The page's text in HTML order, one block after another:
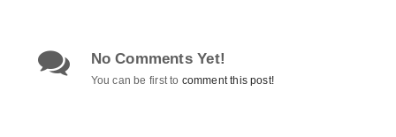
No Comments Yet!
You can be first to comment this post!